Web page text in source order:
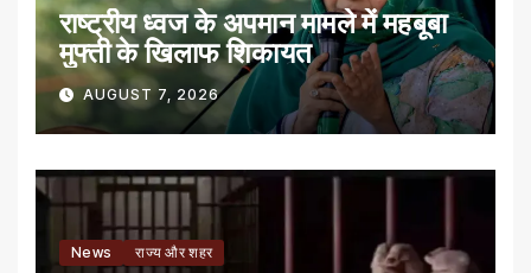
राष्ट्रीय ध्वज के अपमान मामले में महबूबा
मुफ्ती के खिलाफ शिकायत
AUGUST 7, 2026
News राज्य और शहर